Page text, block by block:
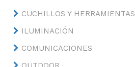
CUCHILLOS Y HERRAMIENTAS
ILUMINACIÓN
COMUNICACIONES